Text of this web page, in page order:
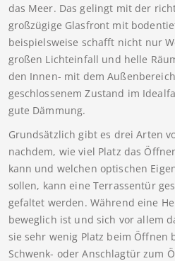
das Meer. Das gelingt mit der
großzügige Glasfront mit
beispielsweise schafft nicht nur
großen Lichteinfall und helle
den Innen- mit dem
geschlossenem Zustand im
gute Dämmung.
Grundsätzlich gibt es drei Arten
nachdem, wie viel Platz das
kann und welchen optischen
sollen, kann eine Terrassentür
gefaltet werden. Während eine
beweglich ist und sich vor allem
sie sehr wenig Platz beim Öffnen
Schwenk- oder Anschlagtür zum